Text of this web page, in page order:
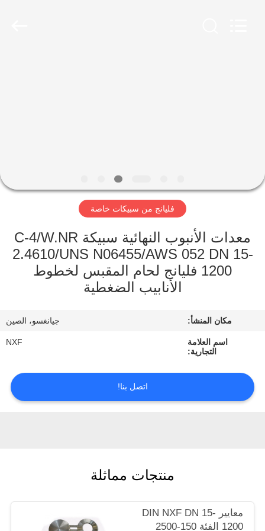
جولة
في
مراقبة
الجودة
أخبار
اطلب
سياسة
فليانج من سبيكات خاصة
معدات الأنبوب النهائية سبيكة C-4/W.NR
2.4610/UNS N06455/AWS 052 DN 15-
1200 فليانج لحام المقبس لخطوط
الأنابيب الضغطية
مكان المنشأ: جيانغسو، الصين
اسم العلامة
التجارية:
NXF
اتصل بنا!
منتجات مماثلة
معايير DIN NXF DN 15-
1200 الفئة 150-2500